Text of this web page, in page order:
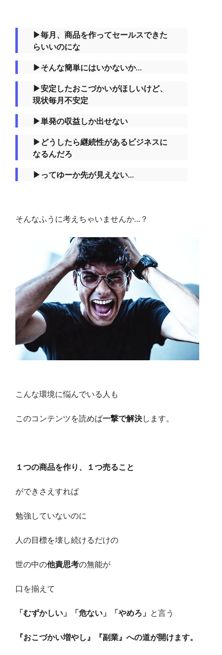
▶︎毎月、商品を作ってセールスできた
らいいのにな
▶︎そんな簡単にはいかないか…
▶︎安定したおこづかいがほしいけど、
現状毎月不安定
▶︎単発の収益しか出せない
▶︎どうしたら継続性があるビジネスに
なるんだろ
▶︎ってゆーか先が見えない…
そんなふうに考えちゃいませんか…？
こんな環境に悩んでいる人も
このコンテンツを読めば一撃で解決します。
１つの商品を作り、１つ売ること
ができさえすれば
勉強していないのに
人の目標を壊し続けるだけの
世の中の他責思考の無能が
口を揃えて
「むずかしい」「危ない」「やめろ」 と言う
『おこづかい増やし』『副業』への道が開けます。